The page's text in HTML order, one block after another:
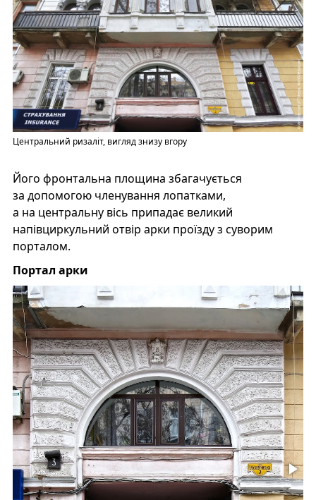
Центральний ризаліт, вигляд знизу вгору
Його фронтальна площина збагачується
за допомогою членування лопатками,
а на центральну вісь припадає великий
напівциркульний отвір арки проїзду з суворим
порталом.
Портал арки